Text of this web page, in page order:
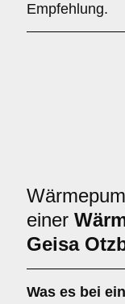
Empfehlung.
einer
Geisa
Was es bei